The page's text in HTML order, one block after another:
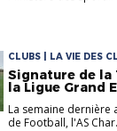
CLUBS | LA VIE DES
Signature de la
la Ligue Grand
La semaine dernière
de Football, l'AS